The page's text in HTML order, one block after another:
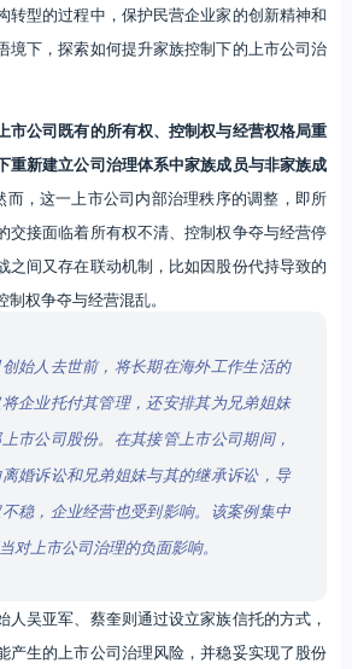
转型的过程中，保护民营企业家的创新精神和
境下，探索如何提升家族控制下的上市公司治
市公司既有的所有权、控制权与经营权格局重
重新建立公司治理体系中家族成员与非家族成
而，这一上市公司内部治理秩序的调整，即所
交接面临着所有权不清、控制权争夺与经营停
之间又存在联动机制，比如因股份代持导致的
权争夺与经营混乱。
始人去世前，将长期在海外工作生活的
企业托付其管理，还安排其为兄弟姐妹
市公司股份。在其接管上市公司期间，
婚诉讼和兄弟姐妹与其的继承诉讼，导
稳，企业经营也受到影响。 该案例集中
对上市公司治理的负面影响。
人吴亚军、蔡奎则通过设立家族信托的方式，
产生的上市公司治理风险，并稳妥实现了股份